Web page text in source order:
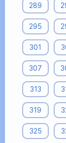
289
295
301
307
313
319
325